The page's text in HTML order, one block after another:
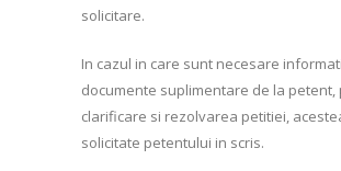
solicitare.
In cazul in care sunt necesare
documente suplimentare de la petent,
clarificare si rezolvarea petitiei,
solicitate petentului in scris.